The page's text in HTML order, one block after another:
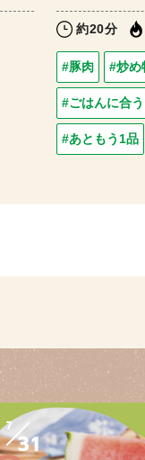
約20分
#豚肉 #炒め
#ごはんに合う
#あともう1品
7
31